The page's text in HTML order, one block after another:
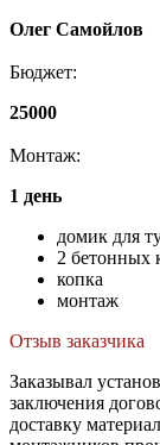
Олег Самойлов
Бюджет:
25000
Монтаж:
1 день
домик для
2 бетонных
копка
монтаж
Отзыв заказчика
Заказывал
заключения
доставку